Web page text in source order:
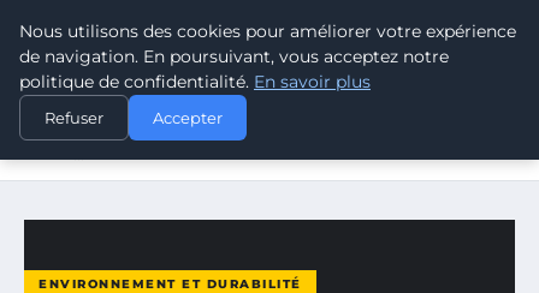
CLIMATE RESPONSE BLOG
ACCUEIL
ENVIRONNEMENT ET DURABILITÉ
L’IMPORTANCE DE LA COMPENSATION CARBONE DANS LE
ENVIRONNEMENT ET DURABILITÉ
Nous utilisons des cookies pour améliorer votre expérience
de navigation. En poursuivant, vous acceptez notre
politique de confidentialité. En savoir plus
Refuser Accepter